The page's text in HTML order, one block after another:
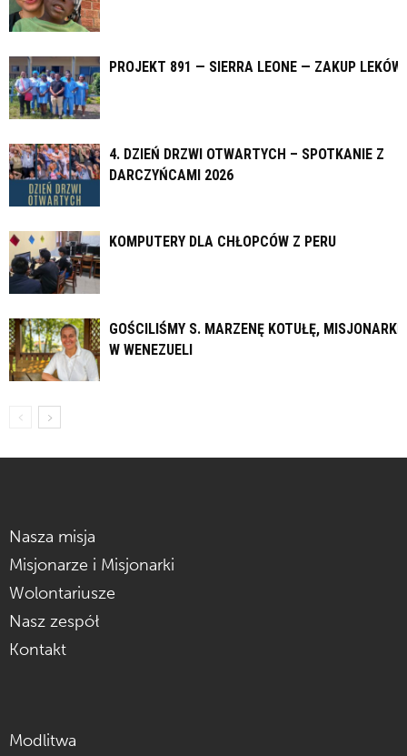
PROJEKT 891 — SIERRA LEONE — ZAKUP LEKÓW
4. DZIEŃ DRZWI OTWARTYCH – SPOTKANIE Z
DARCZYŃCAMI 2026
KOMPUTERY DLA CHŁOPCÓW Z PERU
GOŚCILIŚMY S. MARZENĘ KOTUŁĘ, MISJONARKĘ
W WENEZUELI
Nasza misja
Misjonarze i Misjonarki
Wolontariusze
Nasz zespół
Kontakt
Modlitwa